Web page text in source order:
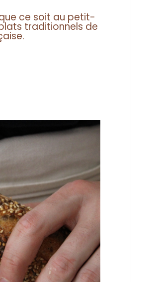
ce soit au petit-
traditionnels de